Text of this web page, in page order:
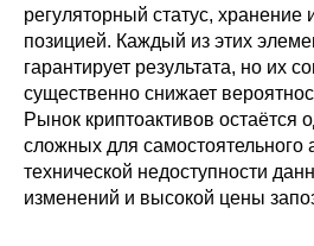
регуляторный статус, хранение
позицией. Каждый из этих
гарантирует результата, но их
существенно снижает
Рынок криптоактивов остаётся
сложных для самостоятельного
технической недоступности
изменений и высокой цены